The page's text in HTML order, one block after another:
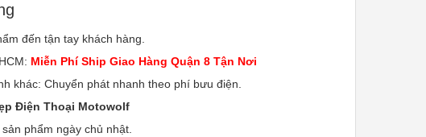
đến tận tay khách hàng.
Miễn Phí Ship Giao Hàng Quận 8 Tận Nơi
khác: Chuyển phát nhanh theo phí bưu điện.
Điện Thoại Motowolf
phẩm ngày chủ nhật.